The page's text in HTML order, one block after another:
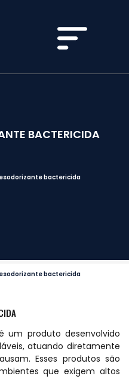
BACTERICIDA
bactericida
bactericida
um produto desenvolvido
atuando diretamente
Esses produtos são
que exigem altos